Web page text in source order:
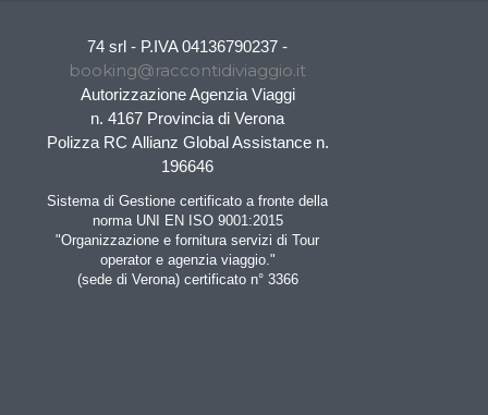
74 srl - P.IVA 04136790237 -
booking@raccontidiviaggio.it
Autorizzazione Agenzia Viaggi
n. 4167 Provincia di Verona
Polizza RC Allianz Global Assistance n.
196646
Sistema di Gestione certificato a fronte della
norma UNI EN ISO 9001:2015
"Organizzazione e fornitura servizi di Tour
operator e agenzia viaggio."
(sede di Verona) certificato n° 3366